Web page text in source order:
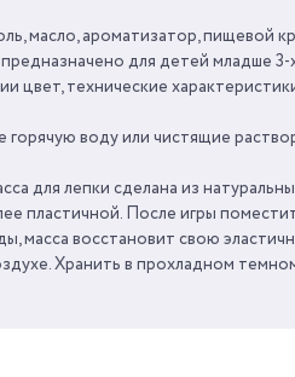
масло, ароматизатор, пищевой
для детей младше 3-
цвет, технические
горячую воду или чистящие
для лепки сделана из
пластичной. После игры
масса восстановит свою
Хранить в прохладном